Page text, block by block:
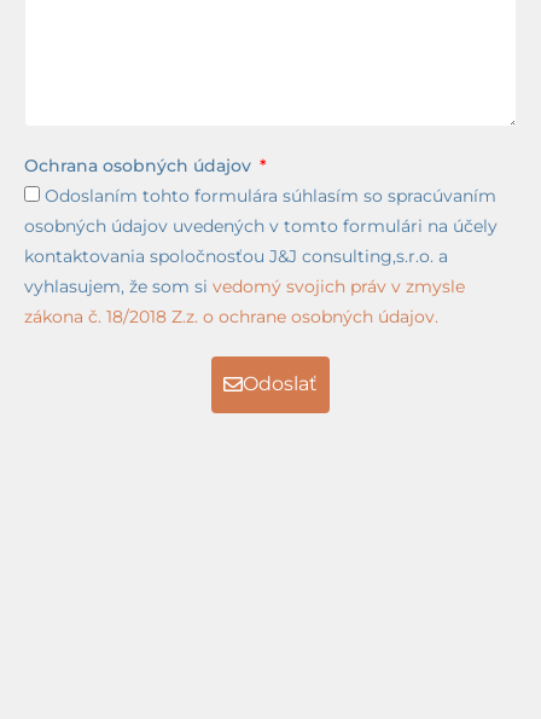
Ochrana osobných údajov
Odoslaním tohto formulára súhlasím so spracúvaním
osobných údajov uvedených v tomto formulári na účely
kontaktovania spoločnosťou J&J consulting,s.r.o. a
vyhlasujem, že som si vedomý svojich práv v zmysle
zákona č. 18/2018 Z.z. o ochrane osobných údajov.
Odoslať